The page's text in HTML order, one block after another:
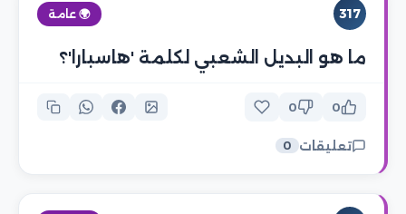
317 🌍 عامة
ما هو البديل الشعبي لكلمة 'هاسبارا'؟
0
0
تعليقات 0